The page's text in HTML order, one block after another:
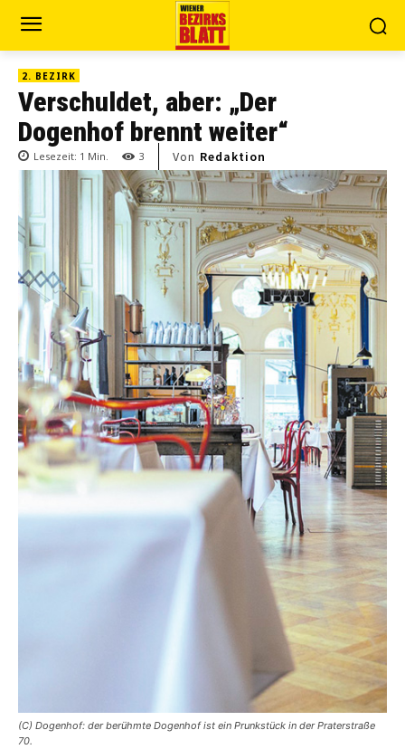
2. BEZIRK
Verschuldet, aber: „Der
Dogenhof brennt weiter“
Lesezeit: 1 Min. 3 Von Redaktion
(C) Dogenhof: der berühmte Dogenhof ist ein Prunkstück in der Praterstraße
70.